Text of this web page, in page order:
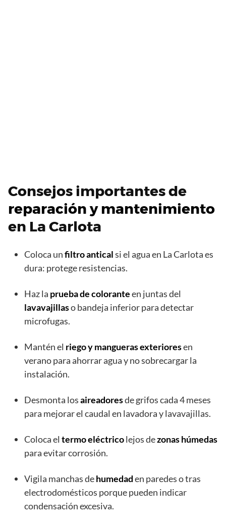
Consejos importantes de
reparación y mantenimiento
en La Carlota
Coloca unfiltro anticalsi el agua en La Carlota es
dura: protege resistencias.
Haz la prueba de coloranteen juntas del
lavavajillaso bandeja inferior para detectar
microfugas.
Mantén el riego y mangueras exterioresen
verano para ahorrar agua y no sobrecargar la
instalación.
Desmonta losaireadoresde grifos cada 4 meses
para mejorar el caudal en lavadora y lavavajillas.
Coloca el termo eléctricolejos dezonas húmedas
para evitar corrosión.
Vigila manchas dehumedaden paredes o tras
electrodomésticos porque pueden indicar
condensación excesiva.